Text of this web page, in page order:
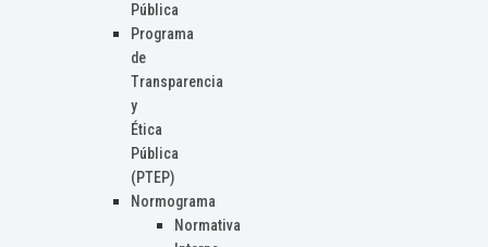
Pública
Programa
de
Transparencia
y
Ética
Pública
(PTEP)
Normograma
Normativa